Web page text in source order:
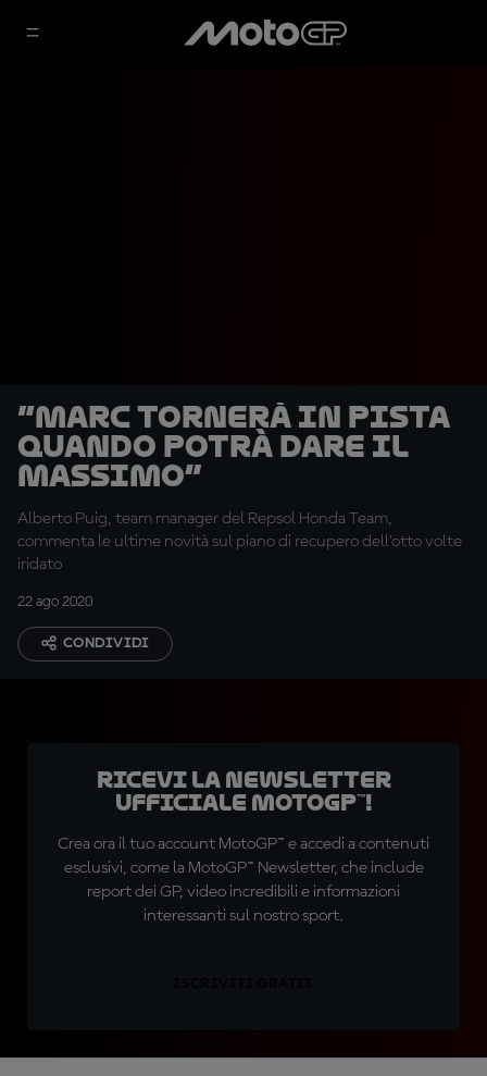
“Marc tornerà in pista
quando potrà dare il
massimo”
Alberto Puig, team manager del Repsol Honda Team,
commenta le ultime novità sul piano di recupero dell’otto volte
iridato
22 ago 2020
CONDIVIDI
Ricevi la newsletter
ufficiale MotoGP™!
Crea ora il tuo account MotoGP™ e accedi a contenuti
esclusivi, come la MotoGP™ Newsletter, che include
report dei GP, video incredibili e informazioni
interessanti sul nostro sport.